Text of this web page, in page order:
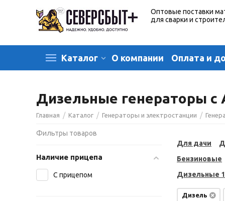
Оптовые поставки
для сварки и
Каталог О компании Оплата и
Дизельные генераторы с
Главная / Каталог / Генераторы и электростанции /
Для дачи
Бензиновые
Дизельные
Дизель
Фильтры товаров
Наличие прицепа
С прицепом